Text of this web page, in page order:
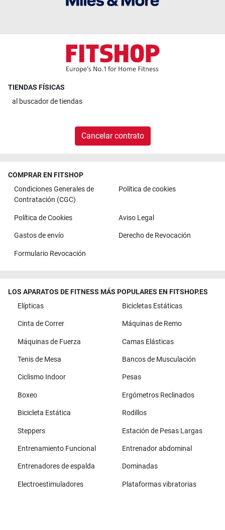
TIENDAS FÍSICAS
al buscador de tiendas
Cancelar contrato
COMPRAR EN FITSHOP
Condiciones Generales de
Contratación (CGC)
Política de cookies
Política de Cookies Aviso Legal
Gastos de envío Derecho de Revocación
Formulario Revocación
LOS APARATOS DE FITNESS MÁS POPULARES EN FITSHOP.ES
Elípticas
Bicicletas Estáticas
Cinta de Correr Máquinas de Remo
Máquinas de Fuerza Camas Elásticas
Tenis de Mesa Bancos de Musculación
Ciclismo Indoor Pesas
Boxeo Ergómetros Reclinados
Bicicleta Estática Rodillos
Steppers Estación de Pesas Largas
Entrenamiento Funcional Entrenador abdominal
Entrenadores de espalda Dominadas
Electroestimuladores Plataformas vibratorias